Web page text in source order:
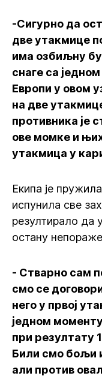
-Сигурно да
две утакмице
има озбиљну
снаге са
Европи у овом
на две
противника је
ове момке и
утакмица у
Екипа је
испунила све
резултирало да
остану
- Стварно сам
смо се
него у првој
једном
при резултату
Били смо бољи
али против